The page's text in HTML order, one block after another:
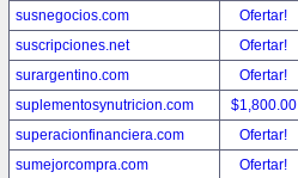
susnegocios.com
Ofertar!
suscripciones.net
Ofertar!
surargentino.com
Ofertar!
suplementosynutricion.com
$1,800.00
superacionfinanciera.com
Ofertar!
sumejorcompra.com
Ofertar!